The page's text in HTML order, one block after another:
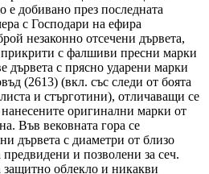
добивано през последната
с Господари на ефира
незаконно отсечени дървета,
с фалшиви пресни марки
дървета с прясно ударени марки
(2613) (вкл. със следи от боята
и стърготини), отличаващи се
оригинални марки от
Във вековната гора се
дървета с диаметри от близо
и позволени за сеч.
облекло и никакви